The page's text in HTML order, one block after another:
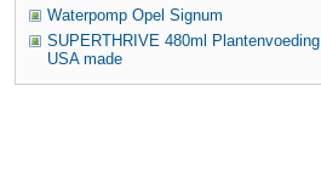
Waterpomp Opel Signum
SUPERTHRIVE 480ml Plantenvoeding
USA made